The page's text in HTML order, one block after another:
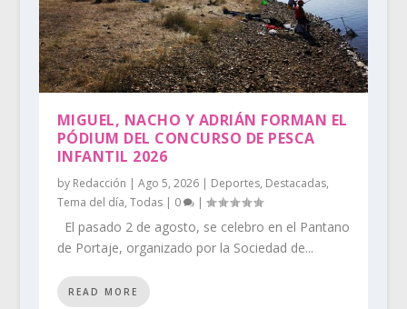
MIGUEL, NACHO Y ADRIÁN FORMAN EL
PÓDIUM DEL CONCURSO DE PESCA
INFANTIL 2026
by Redacción | Ago 5, 2026| Deportes, Destacadas,
Tema del día, Todas| 0 |
El pasado 2 de agosto, se celebro en el Pantano
de Portaje, organizado por la Sociedad de...
READ MORE